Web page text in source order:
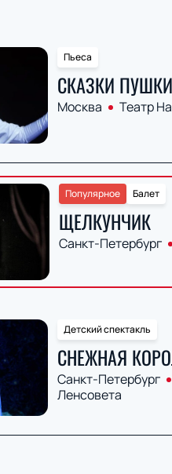
Пьеса
СКАЗКИ
Москва Театр
Балет
Популярное
ЩЕЛКУНЧИК
Санкт-Петербург
Детский спектакль
СНЕЖНАЯ
Санкт-Петербург
Ленсовета